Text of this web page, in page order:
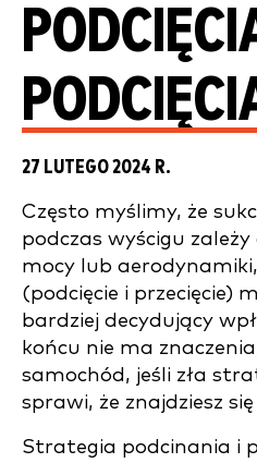
27 LUTEGO 2024 R.
Często myślimy, że
podczas wyścigu zależy
mocy lub
(podcięcie i przecięcie)
bardziej decydujący
końcu nie ma
samochód, jeśli zła
sprawi, że znajdziesz
Strategia podcinania i